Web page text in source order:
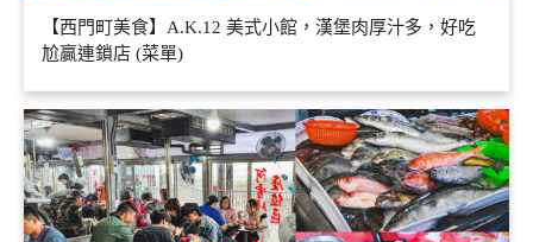
【西門町美食】A.K.12 美式小館，漢堡肉厚汁多，好吃
尬贏連鎖店 (菜單)